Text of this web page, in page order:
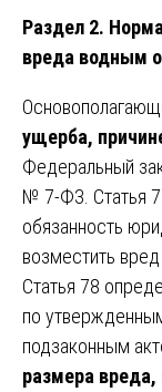
Раздел 2.
вреда водным
ущерба,
Федеральный
№ 7-ФЗ. Статья
обязанность
возместить
Статья 78
по
подзаконным
размера